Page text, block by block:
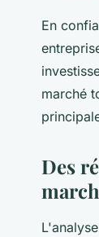
En
marché
Des